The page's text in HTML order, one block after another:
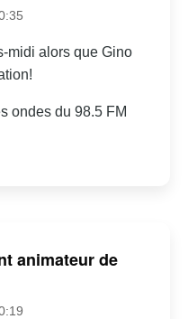
midi alors que Gino
ondes du 98.5 FM
animateur de